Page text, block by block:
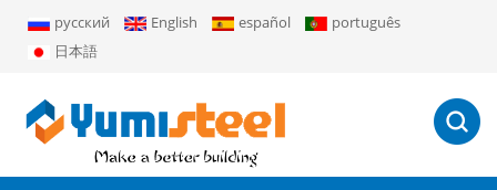
русский English español
português
日本語